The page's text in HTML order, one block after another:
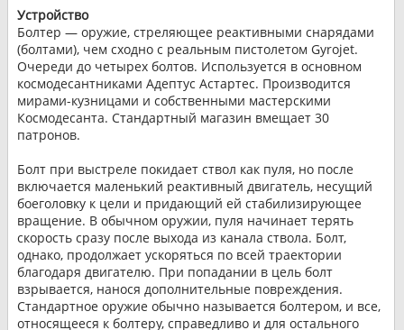
Устройство
Болтер — оружие, стреляющее реактивными снарядами
(болтами), чем сходно с реальным пистолетом Gyrojet.
Очереди до четырех болтов. Используется в основном
космодесантниками Адептус Астартес. Производится
мирами-кузницами и собственными мастерскими
Космодесанта. Стандартный магазин вмещает 30
патронов.
Болт при выстреле покидает ствол как пуля, но после
включается маленький реактивный двигатель, несущий
боеголовку к цели и придающий ей стабилизирующее
вращение. В обычном оружии, пуля начинает терять
скорость сразу после выхода из канала ствола. Болт,
однако, продолжает ускоряться по всей траектории
благодаря двигателю. При попадании в цель болт
взрывается, нанося дополнительные повреждения.
Стандартное оружие обычно называется болтером, и все,
относящееся к болтеру, справедливо и для остального